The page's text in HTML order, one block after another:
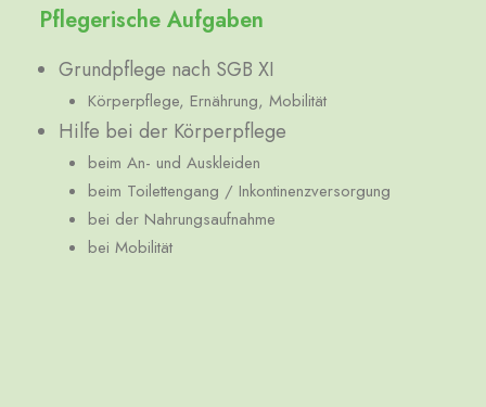
Pflegerische Aufgaben
Grundpflege nach SGB XI
Körperpflege, Ernährung, Mobilität
Hilfe bei der Körperpflege
beim An- und Auskleiden
beim Toilettengang / Inkontinenzversorgung
bei der Nahrungsaufnahme
bei Mobilität